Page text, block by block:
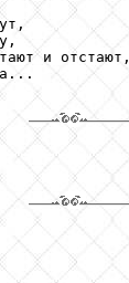
и отстают,